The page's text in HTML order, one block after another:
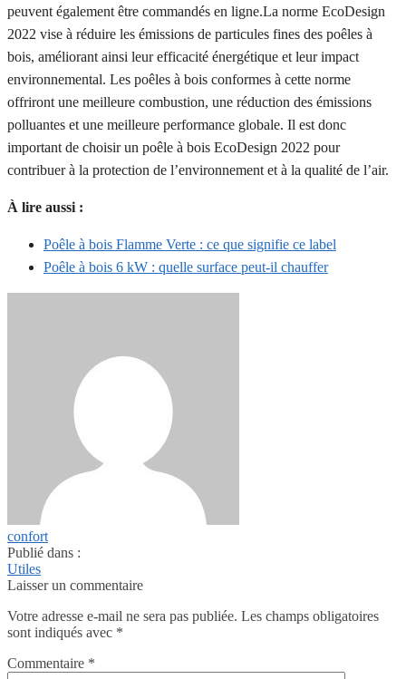
peuvent également être commandés en ligne.La norme EcoDesign
2022 vise à réduire les émissions de particules fines des poêles à
bois, améliorant ainsi leur efficacité énergétique et leur impact
environnemental. Les poêles à bois conformes à cette norme
offriront une meilleure combustion, une réduction des émissions
polluantes et une meilleure performance globale. Il est donc
important de choisir un poêle à bois EcoDesign 2022 pour
contribuer à la protection de l’environnement et à la qualité de l’air.
À lire aussi :
Poêle à bois Flamme Verte : ce que signifie ce label
Poêle à bois 6 kW : quelle surface peut-il chauffer
confort
Publié dans :
Utiles
Laisser un commentaire
Votre adresse e-mail ne sera pas publiée. Les champs obligatoires
sont indiqués avec *
Commentaire *